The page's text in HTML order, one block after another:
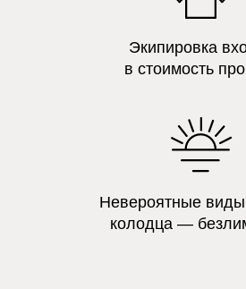
Экипировка
в стоимость
Невероятные
колодца —